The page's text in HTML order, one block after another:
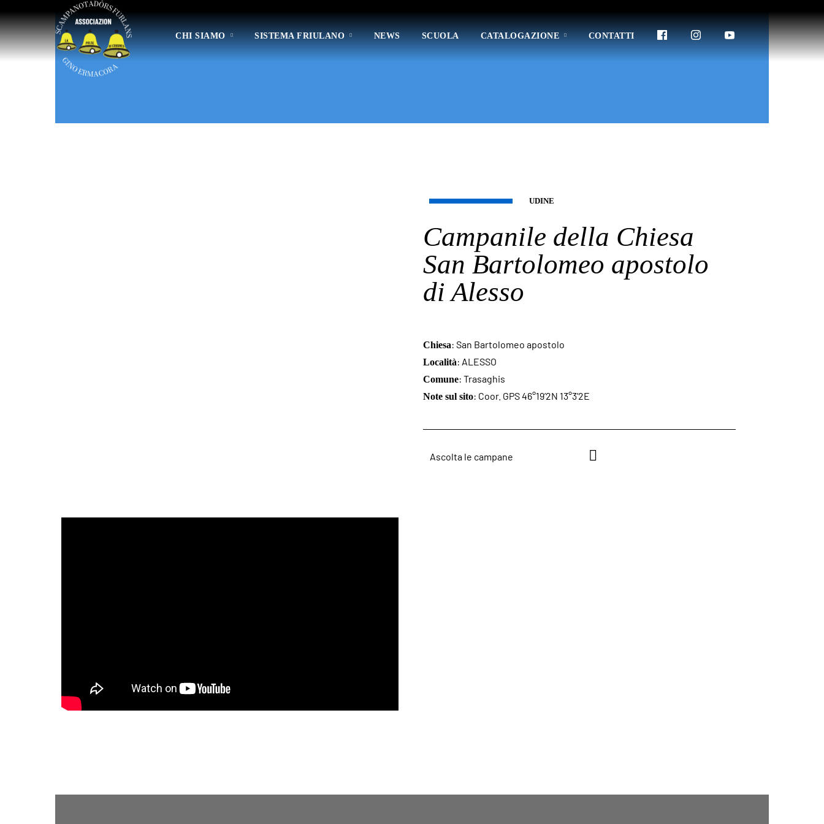
CHI SIAMO SISTEMA FRIULANO NEWS SCUOLA CATALOGAZIONE CONTATTI
UDINE
Campanile della Chiesa
San Bartolomeo apostolo
di Alesso
Chiesa: San Bartolomeo apostolo
Località: ALESSO
Comune: Trasaghis
Note sul sito: Coor. GPS 46°19’2N 13°3’2E
Ascolta le campane